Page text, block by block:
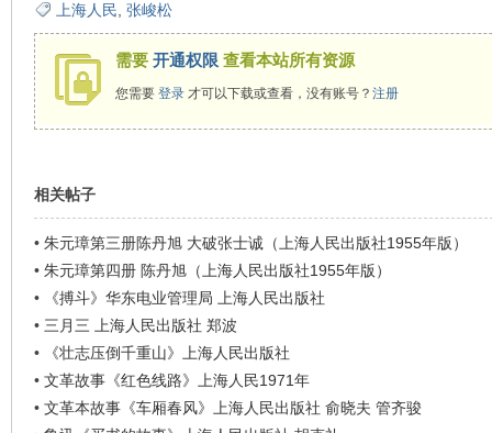
上海人民 张峻松
需要 开通权限 查看本站所有资源
您需要 登录才可以下载或查看，没有账号？ 注册
相关帖子
• 朱元璋第三册陈丹旭 大破张士诚（上海人民出版社1955年版）
• 朱元璋第四册 陈丹旭（上海人民出版社1955年版）
•
《搏斗》华东电业管理局 上海人民出版社
• 三月三 上海人民出版社 郑波
•
《壮志压倒千重山》上海人民出版社
• 文革故事《红色线路》上海人民1971年
• 文革本故事《车厢春风》上海人民出版社 俞晓夫 管齐骏